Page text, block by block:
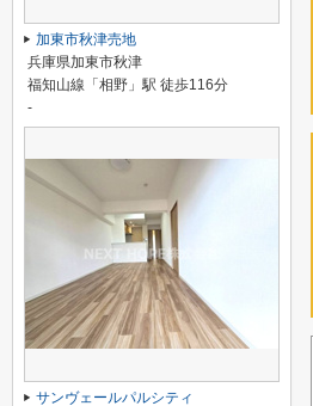
加東市秋津売地
兵庫県加東市秋津
福知山線「相野」駅 徒歩116分
-
サンヴェールパルシティ